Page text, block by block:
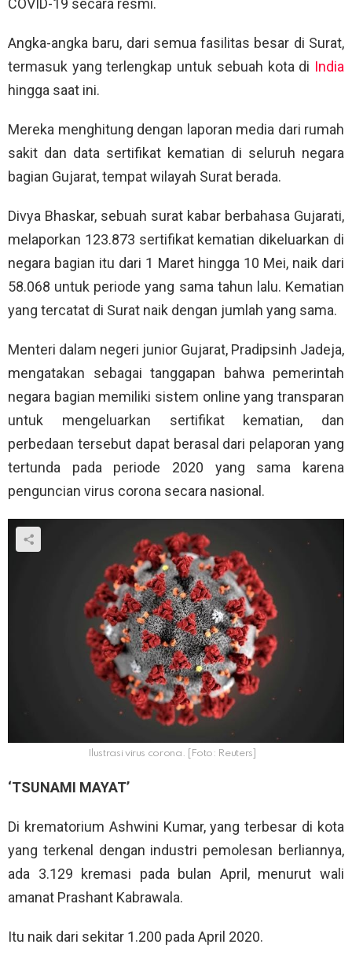
COVID-19 secara resmi.
Angka-angka baru, dari semua fasilitas besar di Surat,
termasuk yang terlengkap untuk sebuah kota di India
hingga saat ini.
Mereka menghitung dengan laporan media dari rumah
sakit dan data sertifikat kematian di seluruh negara
bagian Gujarat, tempat wilayah Surat berada.
Divya Bhaskar, sebuah surat kabar berbahasa Gujarati,
melaporkan 123.873 sertifikat kematian dikeluarkan di
negara bagian itu dari 1 Maret hingga 10 Mei, naik dari
58.068 untuk periode yang sama tahun lalu. Kematian
yang tercatat di Surat naik dengan jumlah yang sama.
Menteri dalam negeri junior Gujarat, Pradipsinh Jadeja,
mengatakan sebagai tanggapan bahwa pemerintah
negara bagian memiliki sistem online yang transparan
untuk mengeluarkan sertifikat kematian, dan
perbedaan tersebut dapat berasal dari pelaporan yang
tertunda pada periode 2020 yang sama karena
penguncian virus corona secara nasional.
Ilustrasi virus corona. [Foto: Reuters]
‘TSUNAMI MAYAT’
Di krematorium Ashwini Kumar, yang terbesar di kota
yang terkenal dengan industri pemolesan berliannya,
ada 3.129 kremasi pada bulan April, menurut wali
amanat Prashant Kabrawala.
Itu naik dari sekitar 1.200 pada April 2020.